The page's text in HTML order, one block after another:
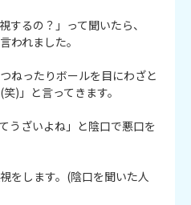
するの？」って聞いたら、
われました。
ねったりボールを目にわざと
)」と言ってきます。
ざいよね」と陰口で悪口を
をします。(陰口を聞いた人